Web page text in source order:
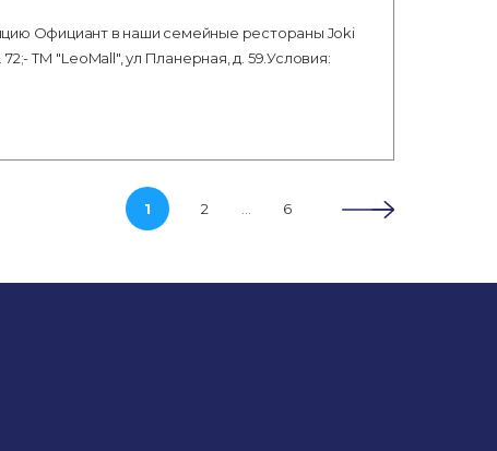
Официант в наши семейные рестораны Joki
ТМ "LeoMall", ул Планерная, д. 59.Условия:
1 2 6